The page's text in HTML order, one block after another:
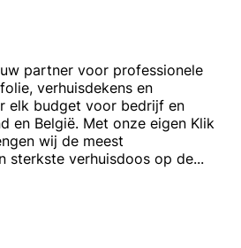
partner voor professionele
verhuisdekens en
elk budget voor bedrijf en
en België. Met onze eigen Klik
wij de meest
sterkste verhuisdoos op de...